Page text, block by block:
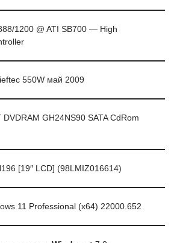
1200 @ ATI SB700 — High
550W май 2009
DVDRAM GH24NS90 SATA CdRom
[19″ LCD] (98LMIZ016614)
11 Professional (x64) 22000.652